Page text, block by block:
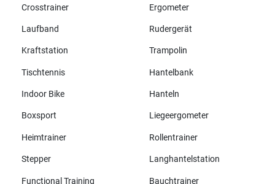
Crosstrainer
Ergometer
Laufband Rudergerät
Kraftstation Trampolin
Tischtennis Hantelbank
Indoor Bike Hanteln
Boxsport Liegeergometer
Heimtrainer Rollentrainer
Stepper Langhantelstation
Functional Training Bauchtrainer